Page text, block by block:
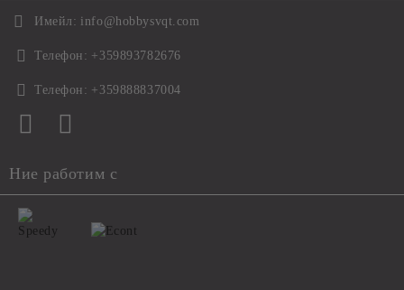
Имейл: info@hobbysvqt.com
Телефон: +359893782676
Телефон: +359888837004
Ние работим с